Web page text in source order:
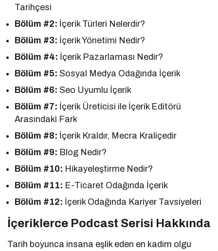
Tarihçesi
Bölüm #2: İçerik Türleri Nelerdir?
Bölüm #3: İçerik Yönetimi Nedir?
Bölüm #4: İçerik Pazarlaması Nedir?
Bölüm #5: Sosyal Medya Odağında İçerik
Bölüm #6: Seo Uyumlu İçerik
Bölüm #7: İçerik Üreticisi ile İçerik Editörü
Arasındaki Fark
Bölüm #8: İçerik Kraldır, Mecra Kraliçedir
Bölüm #9: Blog Nedir?
Bölüm #10: Hikayeleştirme Nedir?
Bölüm #11: E-Ticaret Odağında İçerik
Bölüm #12: İçerik Odağında Kariyer Tavsiyeleri
İçeriklerce Podcast Serisi Hakkında
Tarih boyunca insana eşlik eden en kadim olgu